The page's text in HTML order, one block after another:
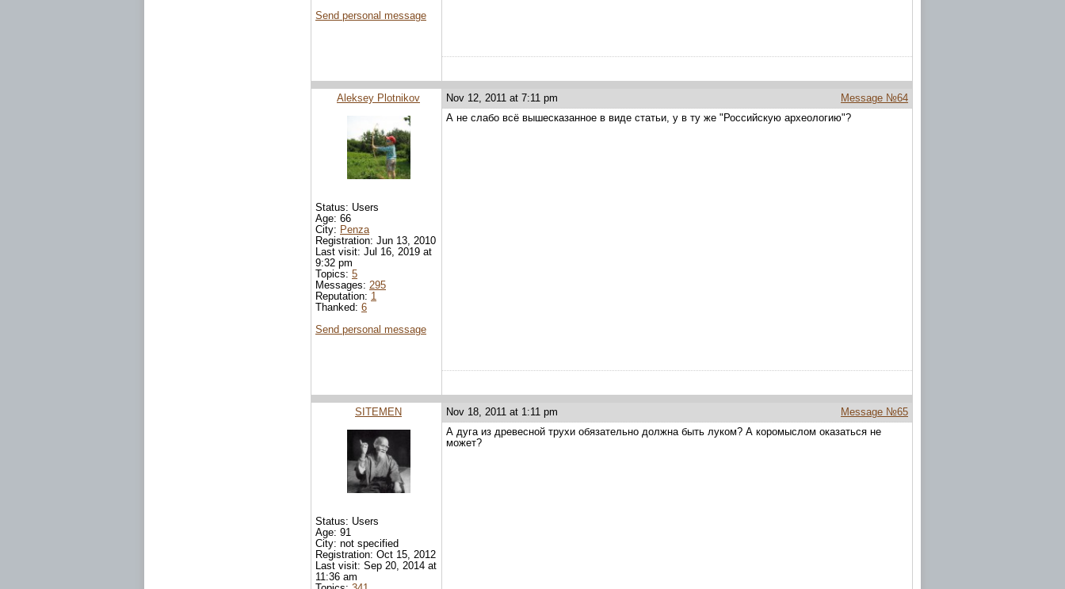
Send personal message
Message №64
Nov 12, 2011 at 7:11 pm
А не слабо всё вышесказанное в виде статьи, у в ту же "Российскую археологию"?
Aleksey Plotnikov
Status: Users
Age: 66
City: Penza
Registration: Jun 13, 2010
Last visit: Jul 16, 2019 at
9:32 pm
Topics: 5
Messages: 295
Reputation: 1
Thanked: 6
Send personal message
Message №65
Nov 18, 2011 at 1:11 pm
А дуга из древесной трухи обязательно должна быть луком? А коромыслом оказаться не
может?
SITEMEN
Status: Users
Age: 91
City: not specified
Registration: Oct 15, 2012
Last visit: Sep 20, 2014 at
11:36 am